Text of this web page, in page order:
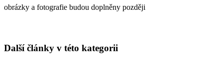
obrázky a fotografie budou doplněny později
Další články v této kategorii